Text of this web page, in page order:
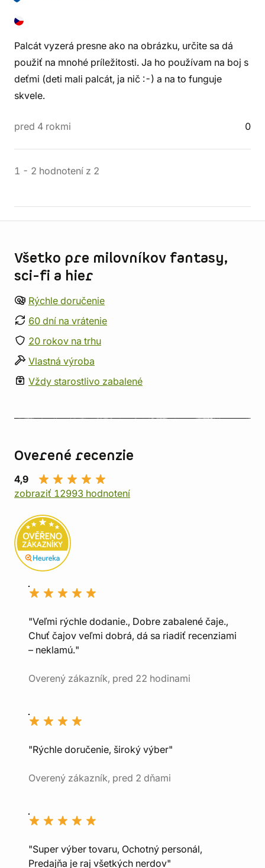
Palcát vyzerá presne ako na obrázku, určite sa dá
použiť na mnohé príležitosti. Ja ho používam na boj s
deťmi (deti mali palcát, ja nič :-) a na to funguje
skvele.
pred 4 rokmi 0
1 - 2 hodnotení z 2
Všetko pre milovníkov fantasy,
sci-fi a hier
Rýchle doručenie
60 dní na vrátenie
20 rokov na trhu
Vlastná výroba
Vždy starostlivo zabalené
Overené recenzie
4,9
zobraziť 12993 hodnotení
"Veľmi rýchle dodanie., Dobre zabalené čaje.,
Chuť čajov veľmi dobrá, dá sa riadiť recenziami
– neklamú."
Overený zákazník, pred 22 hodinami
"Rýchle doručenie, široký výber"
Overený zákazník, pred 2 dňami
"Super výber tovaru, Ochotný personál,
Predajňa je raj všetkých nerdov"